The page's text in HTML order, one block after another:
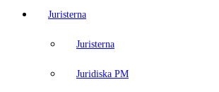
Juristerna
Juristerna
Juridiska PM